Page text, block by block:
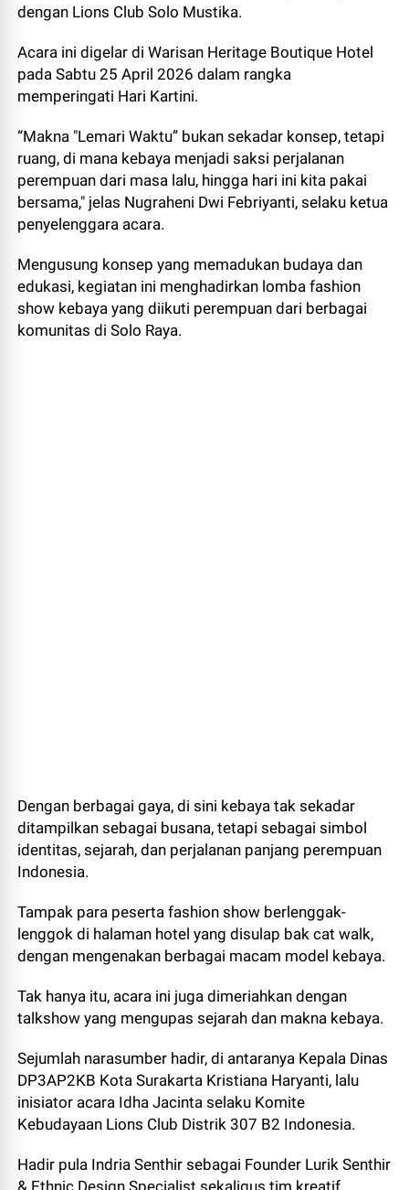
dengan Lions Club Solo Mustika.
Acara ini digelar di Warisan Heritage Boutique Hotel
pada Sabtu 25 April 2026 dalam rangka
memperingati Hari Kartini.
“Makna "Lemari Waktu” bukan sekadar konsep, tetapi
ruang, di mana kebaya menjadi saksi perjalanan
perempuan dari masa lalu, hingga hari ini kita pakai
bersama," jelas Nugraheni Dwi Febriyanti, selaku ketua
penyelenggara acara.
Mengusung konsep yang memadukan budaya dan
edukasi, kegiatan ini menghadirkan lomba fashion
show kebaya yang diikuti perempuan dari berbagai
komunitas di Solo Raya.
Dengan berbagai gaya, di sini kebaya tak sekadar
ditampilkan sebagai busana, tetapi sebagai simbol
identitas, sejarah, dan perjalanan panjang perempuan
Indonesia.
Tampak para peserta fashion show berlenggak-
lenggok di halaman hotel yang disulap bak cat walk,
dengan mengenakan berbagai macam model kebaya.
Tak hanya itu, acara ini juga dimeriahkan dengan
talkshow yang mengupas sejarah dan makna kebaya.
Sejumlah narasumber hadir, di antaranya Kepala Dinas
DP3AP2KB Kota Surakarta Kristiana Haryanti, lalu
inisiator acara Idha Jacinta selaku Komite
Kebudayaan Lions Club Distrik 307 B2 Indonesia.
Hadir pula Indria Senthir sebagai Founder Lurik Senthir
& Ethnic Design Specialist sekaligus tim kreatif